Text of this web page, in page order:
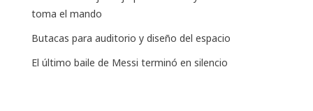
toma el mando
Butacas para auditorio y diseño del espacio
El último baile de Messi terminó en silencio